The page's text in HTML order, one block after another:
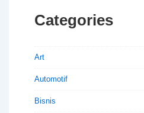
Categories
Art
Automotif
Bisnis